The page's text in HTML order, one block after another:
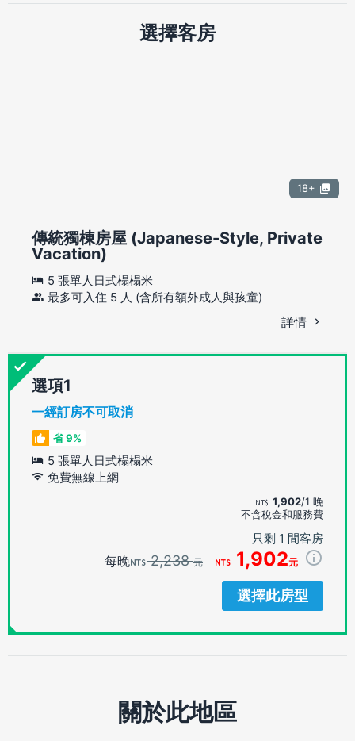
選擇客房
18+
傳統獨棟房屋 (Japanese-Style, Private
Vacation)
5 張單人日式榻榻米
最多可入住 5 人 (含所有額外成人與孩童)
詳情
選項
一經訂房不可取消
省 9%
5 張單人日式榻榻米
免費無線上網
1,902/1 晚
不含稅金和服務費
只剩 1 間客房
每晚 2,238元 1,902元
選擇此房型
關於此地區